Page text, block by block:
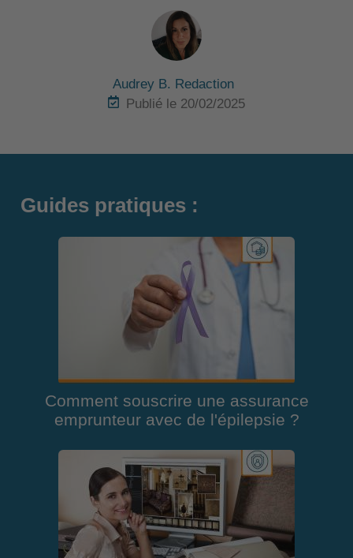
Audrey B. Redaction
Publié le 20/02/2025
Guides pratiques :
Comment souscrire une assurance
emprunteur avec de l'épilepsie ?